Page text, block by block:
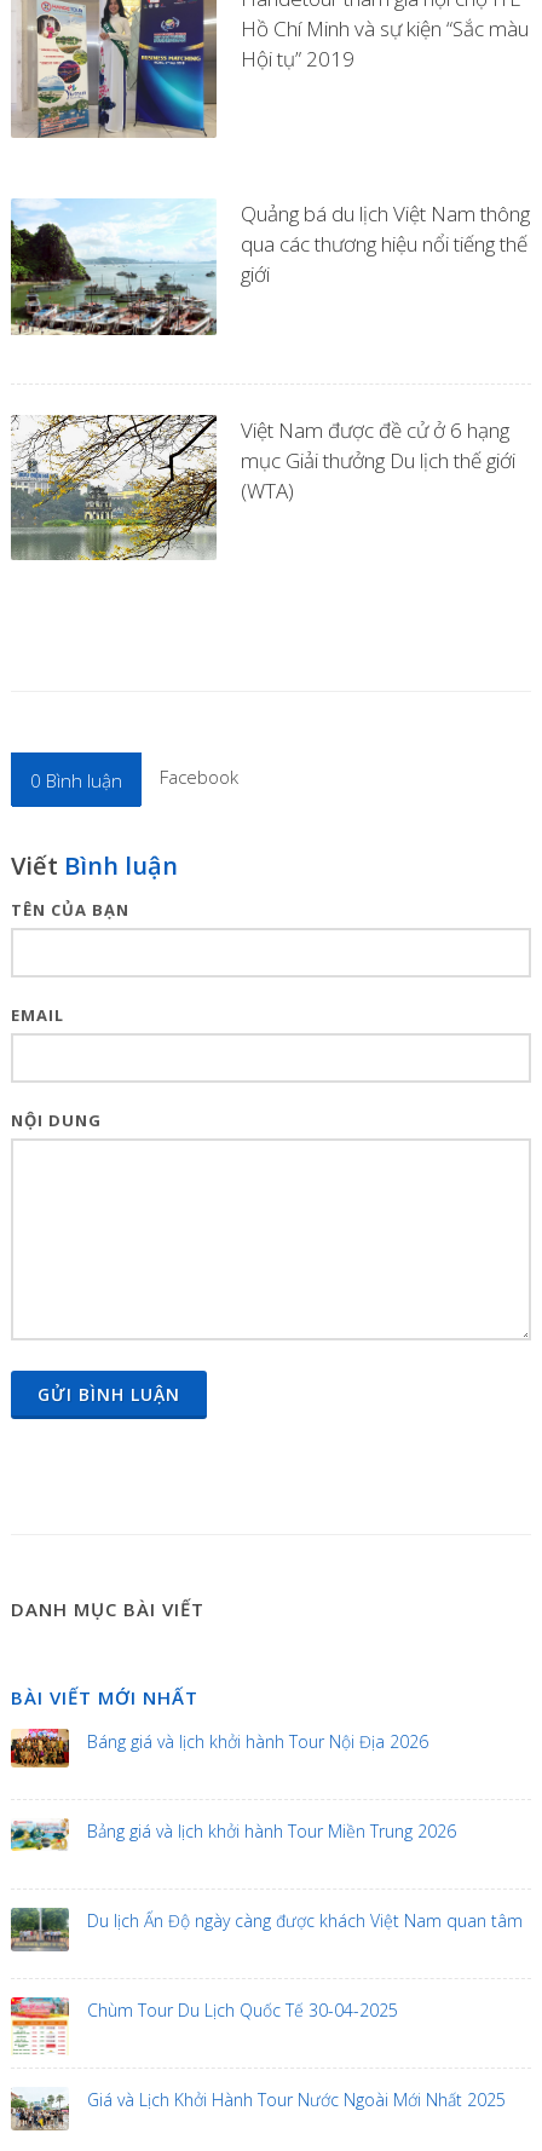
Hồ Chí Minh và sự kiện “Sắc màu
Hội tụ” 2019
Quảng bá du lịch Việt Nam thông
qua các thương hiệu nổi tiếng thế
giới
Việt Nam được đề cử ở 6 hạng
mục Giải thưởng Du lịch thế giới
(WTA)
0 Bình luận Facebook
Viết Bình luận
TÊN CỦA BẠN
EMAIL
NỘI DUNG
GỬI BÌNH LUẬN
DANH MỤC BÀI VIẾT
BÀI VIẾT MỚI NHẤT
Báng giá và lịch khởi hành Tour Nội Địa 2026
Bảng giá và lịch khởi hành Tour Miền Trung 2026
Du lịch Ấn Độ ngày càng được khách Việt Nam quan tâm
Chùm Tour Du Lịch Quốc Tế 30-04-2025
Giá và Lịch Khởi Hành Tour Nước Ngoài Mới Nhất 2025